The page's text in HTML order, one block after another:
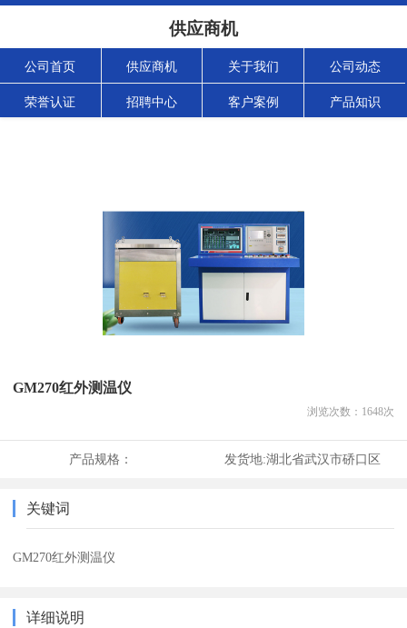
供应商机
公司首页 供应商机 关于我们 公司动态
荣誉认证 招聘中心 客户案例 产品知识
GM270红外测温仪
浏览次数： 1648次
产品规格： 发货地:湖北省武汉市硚口区
关键词
GM270红外测温仪
详细说明